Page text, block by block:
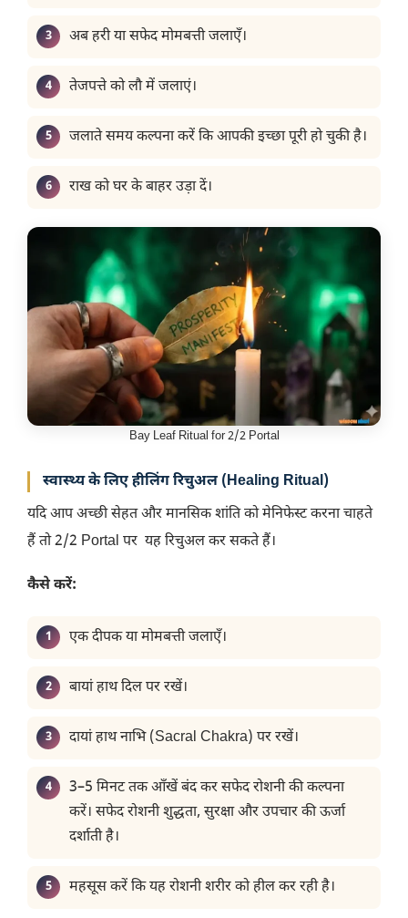
अब हरी या सफेद मोमबत्ती जलाएँ।
तेजपत्ते को लौ में जलाएं।
जलाते समय कल्पना करें कि आपकी इच्छा पूरी हो चुकी है।
राख को घर के बाहर उड़ा दें।
Bay Leaf Ritual for 2/2 Portal
स्वास्थ्य के लिए हीलिंग रिचुअल (Healing Ritual)
यदि आप अच्छी सेहत और मानसिक शांति को मेनिफेस्ट करना चाहते
हैं तो 2/2 Portal पर यह रिचुअल कर सकते हैं।
कैसे करें:
एक दीपक या मोमबत्ती जलाएँ।
बायां हाथ दिल पर रखें।
दायां हाथ नाभि (Sacral Chakra) पर रखें।
3–5 मिनट तक आँखें बंद कर सफेद रोशनी की कल्पना
करें। सफेद रोशनी शुद्धता, सुरक्षा और उपचार की ऊर्जा
दर्शाती है।
महसूस करें कि यह रोशनी शरीर को हील कर रही है।